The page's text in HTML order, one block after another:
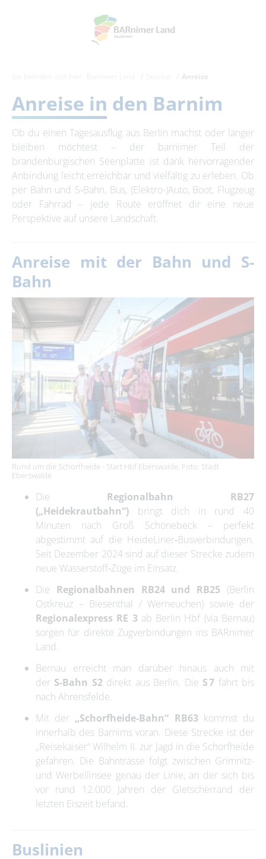
Anreise
Anreise in den Barnim
Ob du einen Tagesausflug aus Berlin machst oder länger
bleiben möchtest – der barnimer Teil der
brandenburgischen Seenplatte ist dank hervorragender
Anbindung leicht erreichbar und vielfältig zu erleben. Ob
per Bahn und S‑Bahn, Bus, (Elektro-)Auto, Boot, Flugzeug
oder Fahrrad – jede Route eröffnet dir eine neue
Perspektive auf unsere Landschaft.
Anreise mit der Bahn und S-
Bahn
Rund um die Schorfheide - Start Hbf Eberswalde, Foto: Stadt
Eberswalde
Die Regionalbahn RB27
(„Heidekrautbahn“) bringt dich in rund 40
Minuten nach Groß Schönebeck – perfekt
abgestimmt auf die HeideLiner‑Busverbindungen.
Seit Dezember 2024 sind auf dieser Strecke zudem
neue Wasserstoff‑Züge im Einsatz.
Die Regionalbahnen RB24 und RB25 (Berlin
Ostkreuz – Biesenthal / Werneuchen) sowie der
Regionalexpress RE 3ab Berlin Hbf (via Bernau)
sorgen für direkte Zugverbindungen ins BARnimer
Land.
Bernau erreicht man darüber hinaus auch mit
der S-Bahn S2direkt aus Berlin. Die S 7 fährt bis
nach Ahrensfelde.
Mit der „Schorfheide-Bahn“ RB63kommst du
innerhalb des Barnims voran. Diese Strecke ist der
„Reisekaiser“ Wilhelm II. zur Jagd in die Schorfheide
gefahren. Die Bahntrasse folgt zwischen Grimnitz-
und Werbellinsee genau der Linie, an der sich bis
vor rund 12.000 Jahren der Gletscherrand der
letzten Eiszeit befand.
Buslinien